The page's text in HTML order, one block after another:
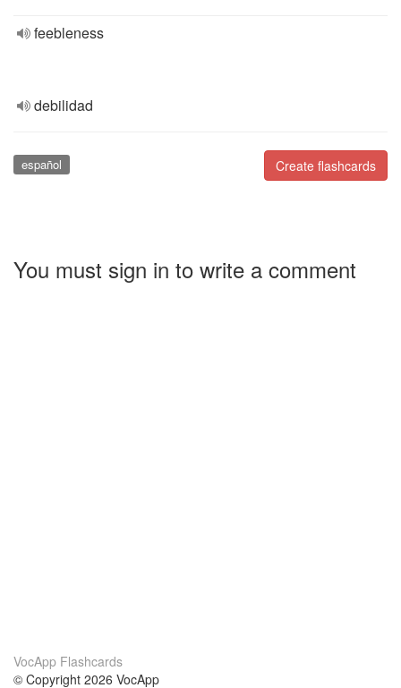
feebleness
debilidad
Create flashcards
español
You must sign in to write a comment
VocApp Flashcards
© Copyright 2026 VocApp